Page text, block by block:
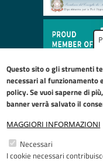
Questo sito o gli strumenti
necessari al
policy. Se vuoi saperne di
banner verrà salvato il
MAGGIORI INFORMAZIONI
Necessari
I cookie necessari